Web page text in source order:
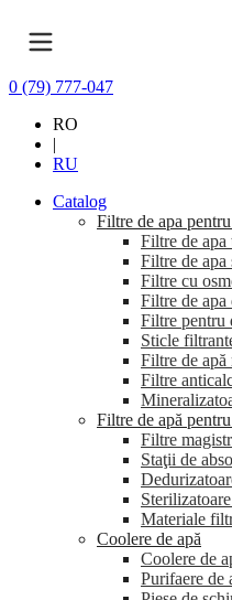
0 (79) 777-047
RO
|
RU
Catalog
Filtre de apa
Filtre de apa
Filtre de apa
Filtre cu
Filtre de apa
Filtre pentru
Sticle
Filtre de apă
Filtre
Filtre de apă pentru
Filtre
Staţii de
Materiale
Coolere de apă
Сoolere de
Purifaere de